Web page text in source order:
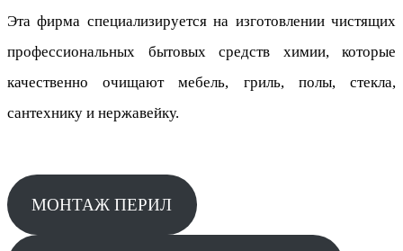
Эта фирма специализируется на изготовлении чистящих
профессиональных бытовых средств химии, которые
качественно очищают мебель, гриль, полы, стекла,
сантехнику и нержавейку.
МОНТАЖ ПЕРИЛ